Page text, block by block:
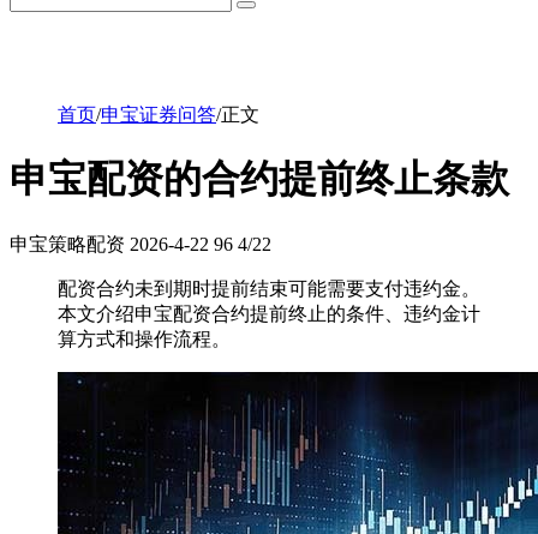
首页/申宝证券问答/正文
申宝配资的合约提前终止条款
申宝策略配资 2026-4-22 96 4/22
配资合约未到期时提前结束可能需要支付违约金。
本文介绍申宝配资合约提前终止的条件、违约金计
算方式和操作流程。